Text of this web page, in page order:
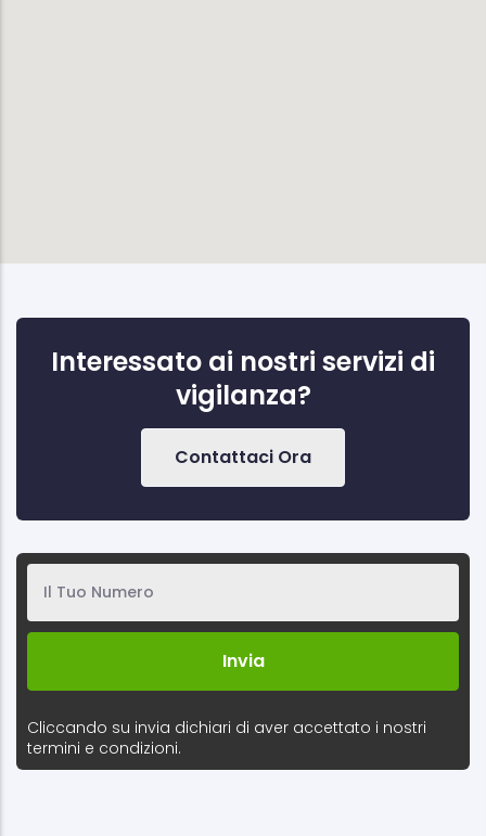
Interessato ai nostri servizi di
vigilanza?
Contattaci Ora
Cliccando su invia dichiari di aver accettato i nostri
termini e condizioni.